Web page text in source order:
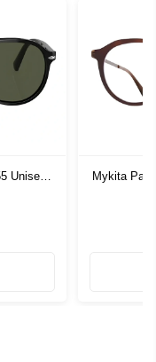
Unisex
Mykita